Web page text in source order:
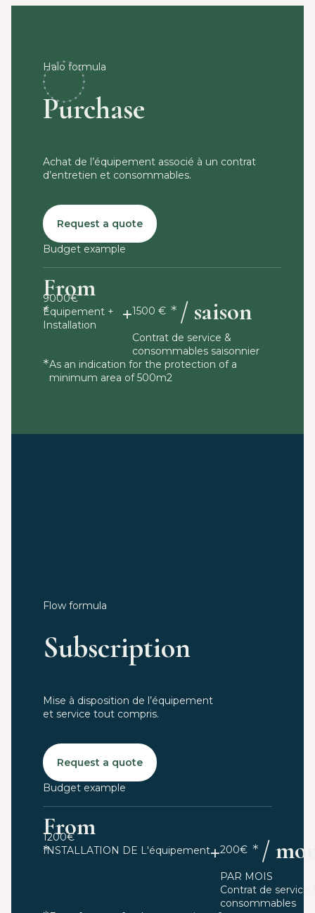
Halo formula
Purchase
Achat de l’équipement associé à un contrat
d’entretien et consommables.
Request a quote
Budget example
From
9000€
Équipement +
Installation
+1500 € / saison
Contrat de service &
consommables saisonnier
As an indication for the protection of a
minimum area of 500m2
Flow formula
Subscription
Mise à disposition de l’équipement
et service tout compris.
Request a quote
Budget example
From
1200€
INSTALLATION DE L'équipement+200€ /
PAR MOIS
Contrat de service
consommables